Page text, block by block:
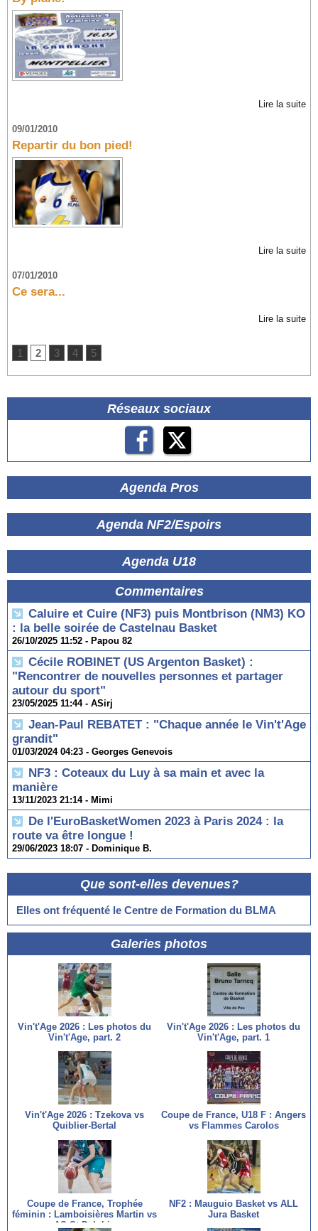
Réseaux sociaux
Agenda Pros
Agenda NF2/Espoirs
Agenda U18
Commentaires
Caluire et Cuire (NF3) puis Montbrison (NM3) KO
: la belle soirée de Castelnau Basket
26/10/2025 11:52 - Papou 82
Cécile ROBINET (US Argenton Basket) :
"Rencontrer de nouvelles personnes et partager
autour du sport"
23/05/2025 11:44 - ASirj
Jean-Paul REBATET : "Chaque année le Vin't'Age
grandit"
01/03/2024 04:23 - Georges Genevois
NF3 : Coteaux du Luy à sa main et avec la
manière
13/11/2023 21:14 - Mimi
De l'EuroBasketWomen 2023 à Paris 2024 : la
route va être longue !
29/06/2023 18:07 - Dominique B.
Lire la suite
09/01/2010
Repartir du bon pied!
Lire la suite
07/01/2010
Ce sera...
Lire la suite
1 2 3 4 5
Que sont-elles devenues?
Elles ont fréquenté le Centre de Formation du BLMA
Galeries photos
Vin't'Age 2026 : Les photos du
Vin't'Age, part. 2
Vin't'Age 2026 : Les photos du
Vin't'Age, part. 1
Vin't'Age 2026 : Tzekova vs
Quiblier-Bertal
Coupe de France, U18 F : Angers
vs Flammes Carolos
Coupe de France, Trophée
féminin : Lamboisières Martin vs
AS St Delphin
NF2 : Mauguio Basket vs ALL
Jura Basket